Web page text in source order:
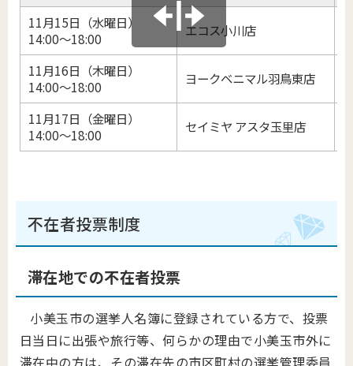
11月15日（水曜日）
14:00～18:00
エコス小川店
11月16日（木曜日）
14:00～18:00
ヨークベニマル羽鳥東店
11月17日（金曜日）
14:00～18:00
セイミヤ アスタ玉里店
不在者投票制度
滞在地での不在者投票
小美玉市の選挙人名簿に登録されている方で、投票
日当日に出張や旅行等、何らかの理由で小美玉市外に
滞在中の方は、その滞在先の市区町村の選挙管理委員